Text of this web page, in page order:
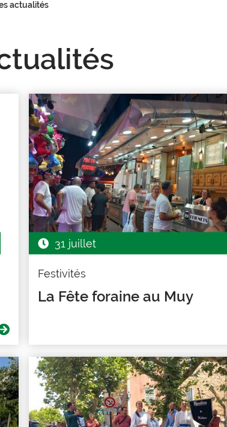
actualités
31 juillet
Festivités
La Fête foraine au Muy